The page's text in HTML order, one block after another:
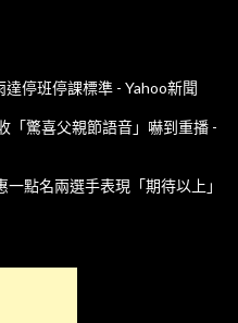
停班停課標準 - Yahoo新聞
「驚喜父親節語音」嚇到重播 -
點名兩選手表現「期待以上」